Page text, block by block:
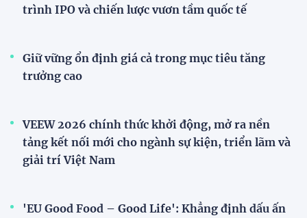
trình IPO và chiến lược vươn tầm quốc tế
Giữ vững ổn định giá cả trong mục tiêu tăng
trưởng cao
VEEW 2026 chính thức khởi động, mở ra nền
tảng kết nối mới cho ngành sự kiện, triển lãm và
giải trí Việt Nam
'EU Good Food – Good Life': Khẳng định dấu ấn